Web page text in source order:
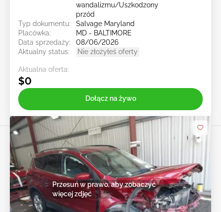
wandalizmu/Uszkodzony
przód
Typ dokumentu:
Salvage Maryland
Placówka:
MD - BALTIMORE
Data sprzedaży:
08/06/2026
Aktualny status:
Nie złożyłeś oferty
Aktualna oferta:
$0
Dołącz na żywo
Przesuń w prawo, aby zobaczyć
więcej zdjęć